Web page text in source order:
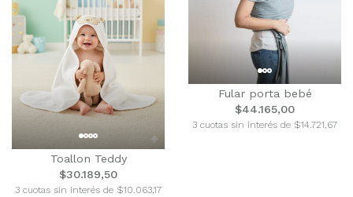
Toallon Teddy
$30.189,50
3 cuotas sin interés de $10.063,17
Fular porta bebé
$44.165,00
3 cuotas sin interés de $14.721,67